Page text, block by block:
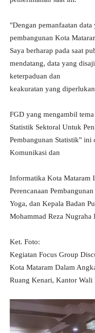
"Dengan pemanfaatan
pembangunan Kota
Saya berharap pada saat
mendatang, data yang
keterpaduan dan
keakuratan yang
FGD yang mengambil
Statistik Sektoral Untuk
Pembangunan Statistik"
Komunikasi dan
Informatika Kota Mataram
Perencanaan
Yoga, dan Kepala Badan
Mohammad Reza
Ket. Foto:
Kegiatan Focus Group
Kota Mataram Dalam
Ruang Kenari, Kantor